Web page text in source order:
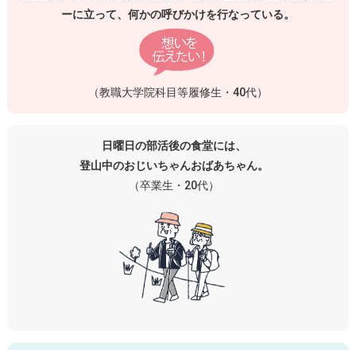
ーに立って、何かの呼びかけを行なっている。
（教職大学院科目等履修生・40代）
日曜日の部活後の食堂には、
登山中のおじいちゃんおばあちゃん。
（卒業生・20代）